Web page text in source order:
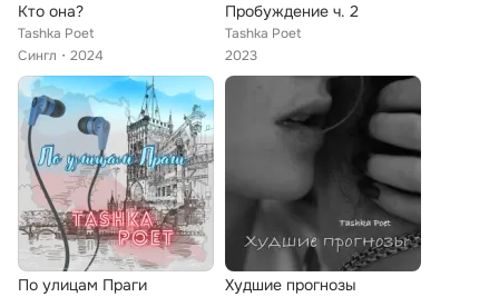
Кто она?
Tashka Poet
Сингл
2024
Пробуждение ч. 2
Tashka Poet
2023
По улицам Праги Худшие прогнозы